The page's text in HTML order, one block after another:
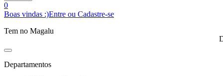
0
Boas vindas :)Entre ou Cadastre-se
Tem no Magalu
Departamentos